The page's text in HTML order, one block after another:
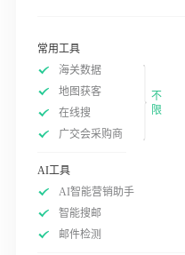
常用工具
海关数据
地图获客
在线搜
广交会采购商
不
限
AI工具
AI智能营销助手
智能搜邮
邮件检测